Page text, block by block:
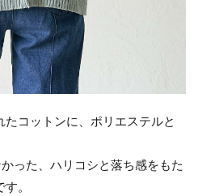
コットンに、ポリエステルと
った、ハリコシと落ち感をもた
。